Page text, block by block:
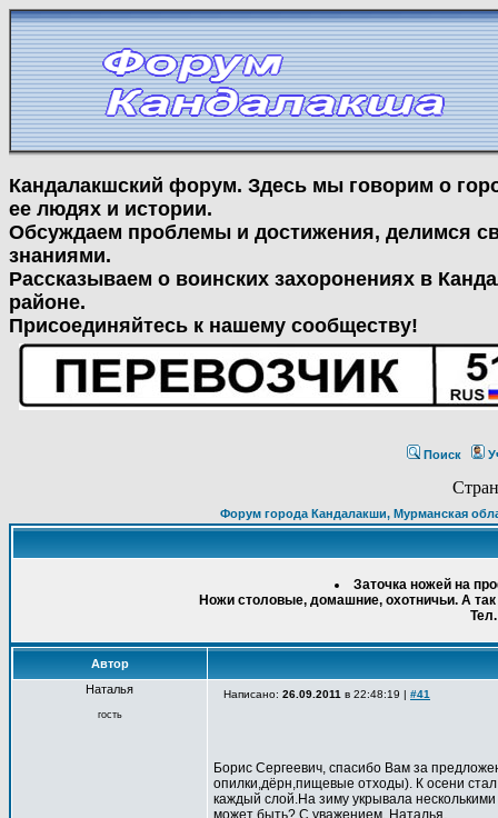
Кандалакшский форум. Здесь мы говорим о
ее людях и истории.
Обсуждаем проблемы и достижения, делимся
знаниями.
Рассказываем о воинских захоронениях в
районе.
Присоединяйтесь к нашему сообществу!
Поиск
Форум города Кандалакши, Мурманская
Заточка ножей на
Ножи столовые, домашние, охотничьи. А
Автор
Наталья
гость
Написано: 26.09.2011 в 22:48:19 | #41
Борис Сергеевич, спасибо Вам за
опилки,дёрн,пищевые отходы). К осени
каждый слой.На зиму укрывала
может быть? С уважением, Наталья.